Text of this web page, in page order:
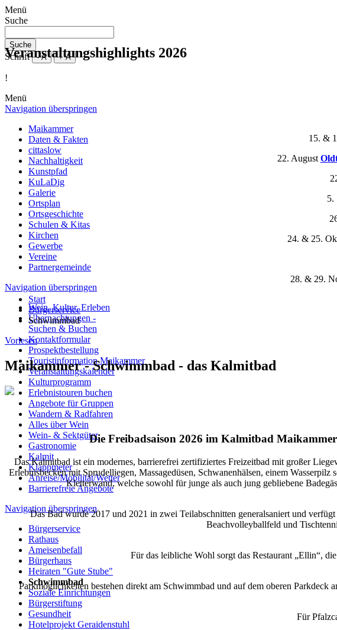
Menü
Suche
Suche
Schrift - A + A
!
Menü
Navigation überspringen
Maikammer
Daten & Fakten
cittaslow
Nachhaltigkeit
Kunstpfad
KuLaDig
Galerie
Ortsplan
Ortsgeschichte
Schulen & Kitas
Kirchen
Gewerbe
Vereine
Partnergemeinde
Navigation überspringen
Wein. Kultur. Erleben
Übernachtungen -
Suchen & Buchen
Kontaktformular
Prospektbestellung
Touristinformation Maikammer
Veranstaltungskalender
Kulturprogramm
Erlebnistouren buchen
Angebote für Gruppen
Wandern & Radfahren
Alles über Wein
Wein- & Sektgüter
Gastronomie
Kalmit
Klappmeter
Anreise/Mobilität/Wetter
Barrierefreie Angebote
Navigation überspringen
Bürgerservice
Rathaus
Ameisenbefall
Bürgerhaus
Heiraten "Gute Stube"
Schwimmbad
Soziale Einrichtungen
Bürgerstiftung
Gesundheit
Hotelprojekt Geraidenstuhl
Veranstaltungshighlights 2026
15. &
22. August
5.
24. & 25.
28. & 29.
Start
Bürgerservice
Schwimmbad
Vorlesen
Maikammer - Schwimmbad - das Kalmitbad
Die Freibadsaison 2026 im Kalmitbad
Das Kalmitbad ist ein modernes, barrierefrei zertifiziertes Freizeitbad mit großer
Erlebnisbecken mit Sprudelliegen, Massagedüsen, Schwanenhälsen, einem
Kletterwand, welche sowohl für junge als auch jung gebliebene
Das Bad wurde 2017 und 2021 in zwei Teilabschnitten generalsaniert und
Beachvolleyballfeld und
Für das leibliche Wohl sorgt das Restaurant „Ellin“,
Parkmöglichkeiten bestehen direkt am Schwimmbad und auf dem oberen Parkdeck
Für